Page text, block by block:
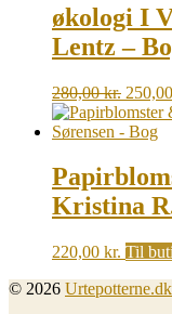
økologi I
Lentz –
280,00kr.
price
was:
250,00
Kristina
220,00 kr. Til
© 2026 Urtepotterne.dk